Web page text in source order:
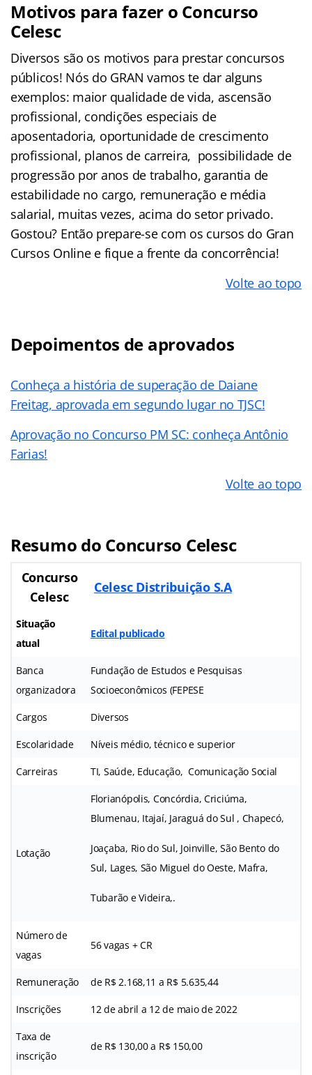
Motivos para fazer o Concurso
Celesc
Diversos são os motivos para prestar concursos
públicos! Nós do GRAN vamos te dar alguns
exemplos: maior qualidade de vida, ascensão
profissional, condições especiais de
aposentadoria, oportunidade de crescimento
profissional, planos de carreira, possibilidade de
progressão por anos de trabalho, garantia de
estabilidade no cargo, remuneração e média
salarial, muitas vezes, acima do setor privado.
Gostou? Então prepare-se com os cursos do Gran
Cursos Online e fique a frente da concorrência!
Volte ao topo
Depoimentos de aprovados
Conheça a história de superação de Daiane
Freitag, aprovada em segundo lugar no TJSC!
Aprovação no Concurso PM SC: conheça Antônio
Farias!
Volte ao topo
Resumo do Concurso Celesc
Concurso
Celesc
Celesc Distribuição S.A
Situação
atual
Edital publicado
Banca
organizadora
Fundação de Estudos e Pesquisas
Socioeconômicos (FEPESE
Cargos Diversos
Escolaridade Níveis médio, técnico e superior
Carreiras TI, Saúde, Educação, Comunicação Social
Lotação
Florianópolis, Concórdia, Criciúma,
Blumenau, Itajaí, Jaraguá do Sul , Chapecó,
Joaçaba, Rio do Sul, Joinville, São Bento do
Sul, Lages, São Miguel do Oeste, Mafra,
Tubarão e Videira,.
Número de
vagas
56 vagas + CR
Remuneração de R$ 2.168,11 a R$ 5.635,44
Inscrições 12 de abril a 12 de maio de 2022
Taxa de
inscrição
de R$ 130,00 a R$ 150,00